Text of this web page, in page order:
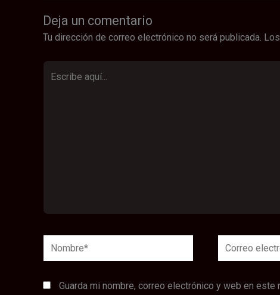
Deja un comentario
Tu dirección de correo electrónico no será publicada.
Nombre*
Correo
electrónico*
Guarda mi nombre, correo electrónico y web en